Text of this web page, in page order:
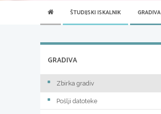
ŠTUDIJSKI ISKALNIK GRADIVA
GRADIVA
Zbirka gradiv
Pošlji datoteke